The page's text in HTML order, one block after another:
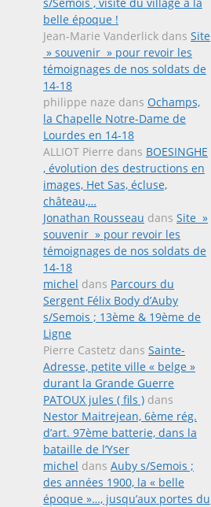
belle époque !
Jean-Marie Vanderlick dans Site
» souvenir » pour revoir les
témoignages de nos soldats de
14-18
philippe naze dans Ochamps,
la Chapelle Notre-Dame de
Lourdes en 14-18
ALLIOT Pierre dans BOESINGHE
, évolution des destructions en
images, Het Sas, écluse,
château,…
Jonathan Rousseau dans Site »
souvenir » pour revoir les
témoignages de nos soldats de
14-18
michel dans Parcours du
Sergent Félix Body d’Auby
s/Semois ; 13ème & 19ème de
Ligne
Pierre Castetz dans Sainte-
Adresse, petite ville « belge »
durant la Grande Guerre
PATOUX jules ( fils ) dans
Nestor Maitrejean, 6ème rég.
d’art. 97ème batterie, dans la
bataille de l’Yser
michel dans Auby s/Semois ;
des années 1900, la « belle
époque »…, jusqu’aux portes du